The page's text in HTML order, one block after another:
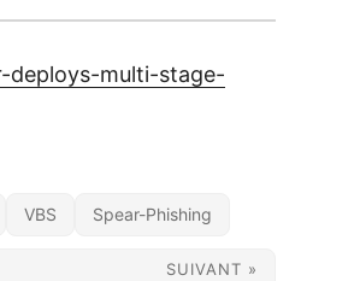
multi-stage-
VBS Spear-Phishing
SUIVANT »